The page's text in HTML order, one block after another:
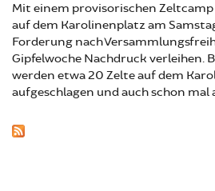
Mit einem provisorischen
auf dem Karolinenplatz am
Forderung nach
Gipfelwoche Nachdruck verleihen.
werden etwa 20 Zelte auf dem
aufgeschlagen und auch schon